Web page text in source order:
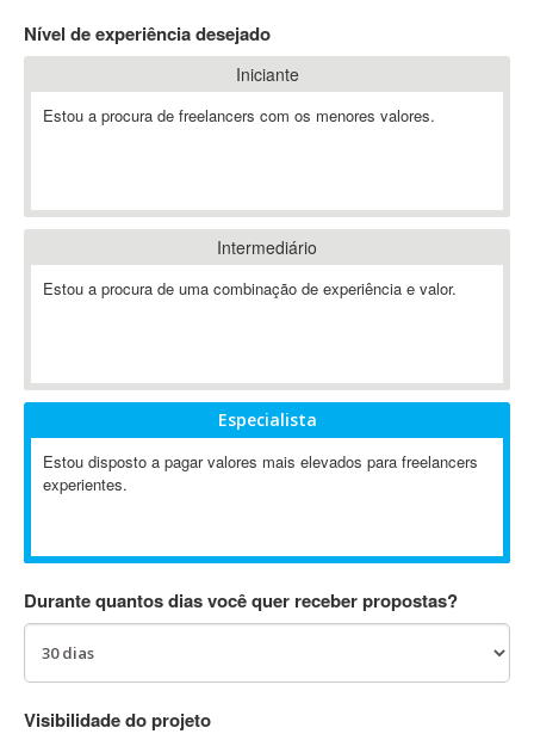
A&P
A-GPS
A2Billing
AAUS Scientific Diver
Abaqus
ABIS
Ableton Push
Abstract
Abstract Window Toolkit (AWT)
Absynth
AC3
AccountMate
ACDSee
ACID Pro
ACPI
Nível de experiência desejado
Iniciante
Estou a procura de freelancers com os menores valores.
Intermediário
Estou a procura de uma combinação de experiência e valor.
Especialista
Estou disposto a pagar valores mais elevados para freelancers
experientes.
Durante quantos dias você quer receber propostas?
Visibilidade do projeto